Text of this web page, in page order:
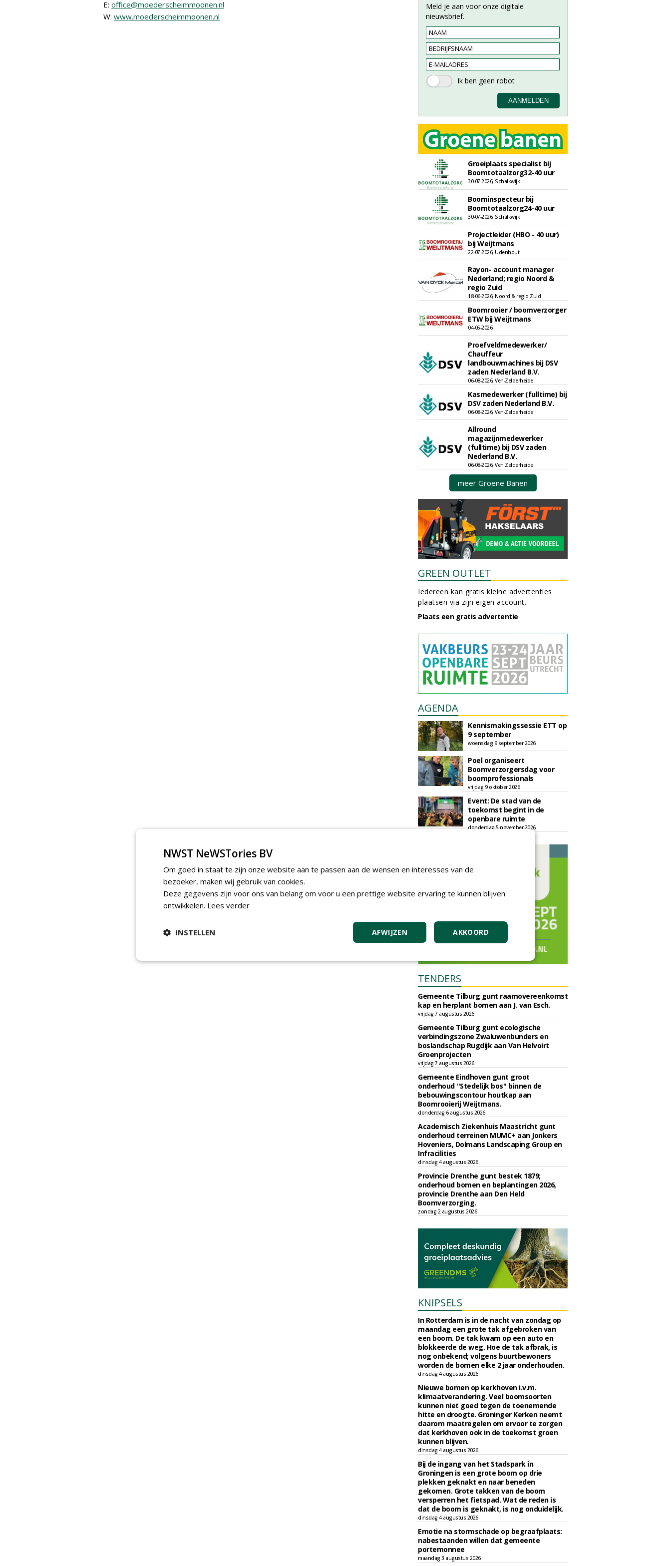
E: office@moederscheimmoonen.nl
W: www.moederscheimmoonen.nl
Meld je aan voor onze digitale
nieuwsbrief.
Groeiplaats specialist bij
Boomtotaalzorg32-40 uur
30-07-2026, Schalkwijk
Boominspecteur bij
Boomtotaalzorg24-40 uur
30-07-2026, Schalkwijk
Projectleider (HBO - 40 uur)
bij Weijtmans
22-07-2026, Udenhout
Rayon- account manager
Nederland; regio Noord &
regio Zuid
18-06-2026, Noord & regio Zuid
Boomrooier / boomverzorger
ETW bij Weijtmans
04-05-2026
Proefveldmedewerker/
Chauffeur
landbouwmachines bij DSV
zaden Nederland B.V.
06-08-2026, Ven-Zelderheide
Kasmedewerker (fulltime) bij
DSV zaden Nederland B.V.
06-08-2026, Ven-Zelderheide
Allround
magazijnmedewerker
(fulltime) bij DSV zaden
Nederland B.V.
06-08-2026, Ven Zelderheide
meer Groene Banen
GREEN OUTLET
Iedereen kan gratis kleine advertenties
plaatsen via zijn eigen account.
Plaats een gratis advertentie
AGENDA
Kennismakingssessie ETT op
9 september
woensdag 9 september 2026
Poel organiseert
Boomverzorgersdag voor
boomprofessionals
vrijdag 9 oktober 2026
Event: De stad van de
toekomst begint in de
openbare ruimte
donderdag 5 november 2026
TENDERS
Gemeente Tilburg gunt raamovereenkomst
kap en herplant bomen aan J. van Esch.
vrijdag 7 augustus 2026
Gemeente Tilburg gunt ecologische
verbindingszone Zwaluwenbunders en
boslandschap Rugdijk aan Van Helvoirt
Groenprojecten
vrijdag 7 augustus 2026
Gemeente Eindhoven gunt groot
onderhoud ''Stedelijk bos'' binnen de
bebouwingscontour houtkap aan
Boomrooierij Weijtmans.
donderdag 6 augustus 2026
Academisch Ziekenhuis Maastricht gunt
onderhoud terreinen MUMC+ aan Jonkers
Hoveniers, Dolmans Landscaping Group en
Infracilities
dinsdag 4 augustus 2026
Provincie Drenthe gunt bestek 1879;
onderhoud bomen en beplantingen 2026,
provincie Drenthe aan Den Held
Boomverzorging.
zondag 2 augustus 2026
KNIPSELS
In Rotterdam is in de nacht van zondag op
maandag een grote tak afgebroken van
een boom. De tak kwam op een auto en
blokkeerde de weg. Hoe de tak afbrak, is
nog onbekend; volgens buurtbewoners
worden de bomen elke 2 jaar onderhouden.
dinsdag 4 augustus 2026
Nieuwe bomen op kerkhoven i.v.m.
klimaatverandering. Veel boomsoorten
kunnen niet goed tegen de toenemende
hitte en droogte. Groninger Kerken neemt
daarom maatregelen om ervoor te zorgen
dat kerkhoven ook in de toekomst groen
kunnen blijven.
dinsdag 4 augustus 2026
Bij de ingang van het Stadspark in
Groningen is een grote boom op drie
plekken geknakt en naar beneden
gekomen. Grote takken van de boom
versperren het fietspad. Wat de reden is
dat de boom is geknakt, is nog onduidelijk.
dinsdag 4 augustus 2026
Emotie na stormschade op begraafplaats:
nabestaanden willen dat gemeente
portemonnee
maandag 3 augustus 2026
NWST NeWSTories BV
Om goed in staat te zijn onze website aan te passen aan de wensen en interesses van de
bezoeker, maken wij gebruik van cookies.
Deze gegevens zijn voor ons van belang om voor u een prettige website ervaring te kunnen blijven
ontwikkelen. Lees verder
AKKOORD
AFWIJZEN
INSTELLEN